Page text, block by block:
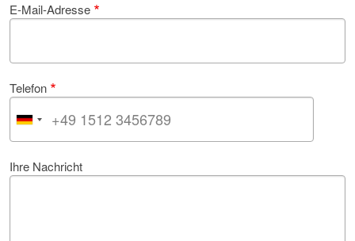
E-Mail-Adresse
Telefon
Ihre Nachricht